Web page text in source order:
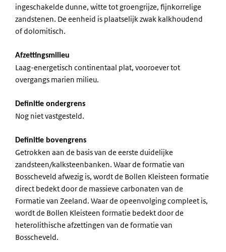
ingeschakelde dunne, witte tot groengrijze, fijnkorrelige
zandstenen. De eenheid is plaatselijk zwak kalkhoudend
of dolomitisch.
Afzettingsmilieu
Laag-energetisch continentaal plat, vooroever tot
overgangs marien milieu.
Definitie ondergrens
Nog niet vastgesteld.
Definitie bovengrens
Getrokken aan de basis van de eerste duidelijke
zandsteen/kalksteenbanken. Waar de formatie van
Bosscheveld afwezig is, wordt de Bollen Kleisteen formatie
direct bedekt door de massieve carbonaten van de
Formatie van Zeeland. Waar de opeenvolging compleet is,
wordt de Bollen Kleisteen formatie bedekt door de
heterolithische afzettingen van de formatie van
Bosscheveld.